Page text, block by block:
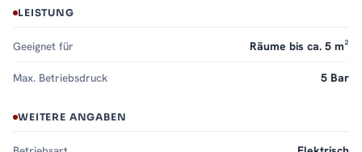
LEISTUNG
Geeignet für Räume bis ca. 5 m²
Max. Betriebsdruck 5 Bar
WEITERE ANGABEN